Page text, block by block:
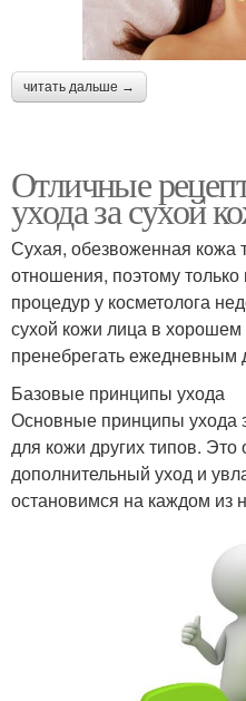
читать дальше →
Отличные
ухода за сухой
Сухая, обезвоженная кожа
отношения, поэтому
процедур у косметолога
сухой кожи лица в хорошем
пренебрегать
Базовые принципы ухода
Основные принципы ухода
для кожи других типов.
дополнительный уход и
остановимся на каждом из